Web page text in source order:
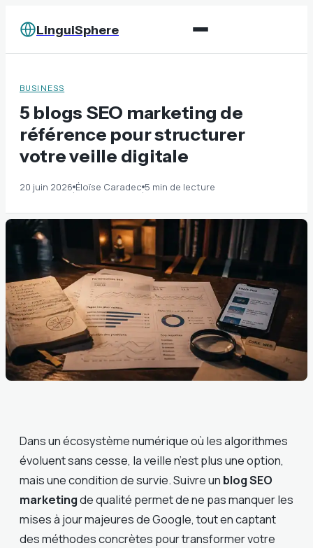
LinguiSphere
BUSINESS
5 blogs SEO marketing de
référence pour structurer
votre veille digitale
20 juin 2026·Éloïse Caradec·5 min de lecture
Dans un écosystème numérique où les algorithmes
évoluent sans cesse, la veille n’est plus une option,
mais une condition de survie. Suivre un blog SEO
marketingde qualité permet de ne pas manquer les
mises à jour majeures de Google, tout en captant
des méthodes concrètes pour transformer votre